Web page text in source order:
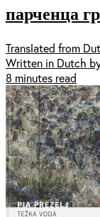
парченца
Translated from
Written in Dutch
8 minutes read